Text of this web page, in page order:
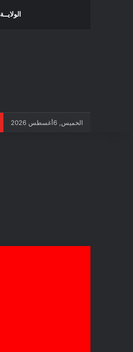
الرئيسيةالولايــة
الخميس, 6أغسطس 2026